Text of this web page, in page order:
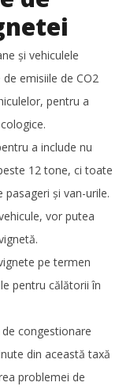
susține
regiunea Mării
și vehiculele
emisiile de CO2
pentru a
a include nu
12 tone, ci toate
și van-urile.
vor putea
pe termen
pentru călătorii în
congestionare
din această taxă
problemei de